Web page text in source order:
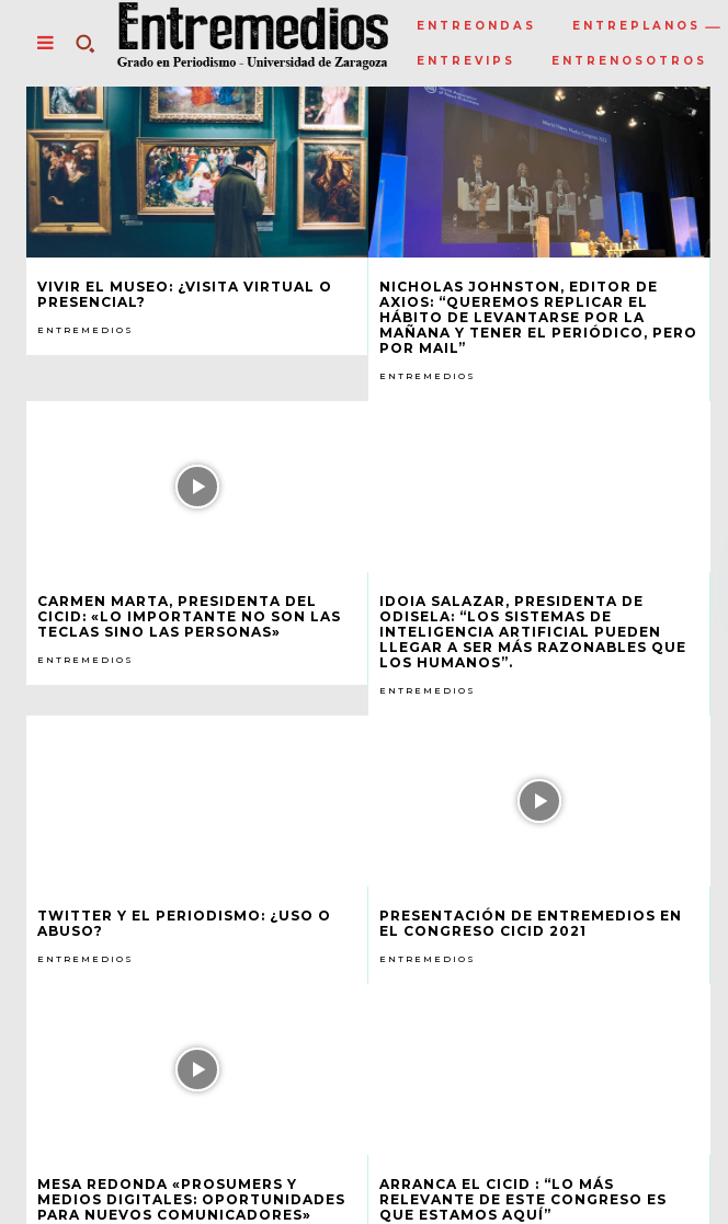
ENTREONDAS ENTREPLANOS
ENTREVIPS ENTRENOSOTROS
VIVIR EL MUSEO: ¿VISITA VIRTUAL O
PRESENCIAL?
ENTREMEDIOS
NICHOLAS JOHNSTON, EDITOR DE
AXIOS: “QUEREMOS REPLICAR EL
HÁBITO DE LEVANTARSE POR LA
MAÑANA Y TENER EL PERIÓDICO, PERO
POR MAIL”
ENTREMEDIOS
CARMEN MARTA, PRESIDENTA DEL
CICID: «LO IMPORTANTE NO SON LAS
TECLAS SINO LAS PERSONAS»
ENTREMEDIOS
IDOIA SALAZAR, PRESIDENTA DE
ODISELA: “LOS SISTEMAS DE
INTELIGENCIA ARTIFICIAL PUEDEN
LLEGAR A SER MÁS RAZONABLES QUE
LOS HUMANOS”.
ENTREMEDIOS
TWITTER Y EL PERIODISMO: ¿USO O
ABUSO?
ENTREMEDIOS
PRESENTACIÓN DE ENTREMEDIOS EN
EL CONGRESO CICID 2021
ENTREMEDIOS
MESA REDONDA «PROSUMERS Y
MEDIOS DIGITALES: OPORTUNIDADES
PARA NUEVOS COMUNICADORES»
ARRANCA EL CICID : “LO MÁS
RELEVANTE DE ESTE CONGRESO ES
QUE ESTAMOS AQUÍ”